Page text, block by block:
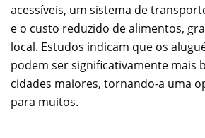
acessíveis, um sistema de
e o custo reduzido de alimentos,
local. Estudos indicam que os
podem ser significativamente mais
cidades maiores, tornando-a uma
para muitos.